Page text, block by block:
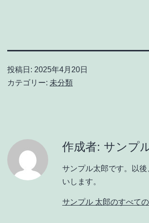
投稿日: 2025年4月20日
カテゴリー: 未分類
作成者: サンプ
サンプル太郎です。以
いします。
サンプル 太郎のすべての